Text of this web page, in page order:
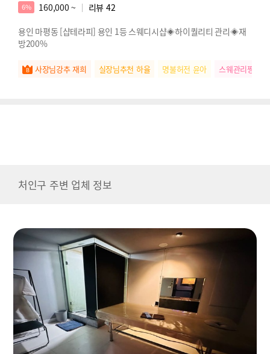
6% 160,000 ~ 리뷰 42
용인 마평동 [샵테라피] 용인 1등 스웨디시샵◈하이퀄리티 관리◈재
방200%
사장님강추 재희 실장님추천 하율 명불허전 윤아 스웨관리짱 연우
처인구 주변 업체 정보